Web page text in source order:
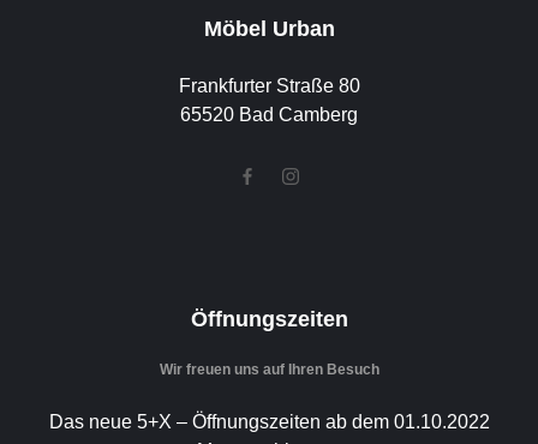
Möbel Urban
Frankfurter Straße 80
65520 Bad Camberg
Öffnungszeiten
Wir freuen uns auf Ihren Besuch
Das neue 5+X – Öffnungszeiten ab dem 01.10.2022